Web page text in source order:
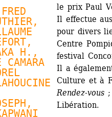
,
,
H.,
le prix Paul
Il effectue
pour divers
Centre
festival
Il a
Culture et à
Rendez-vous
Libération.